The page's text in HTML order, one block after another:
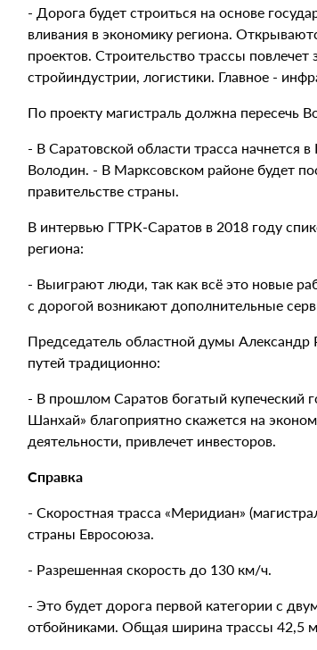
- Дорога будет строиться на основе
вливания в экономику региона.
проектов. Строительство трассы
стройиндустрии, логистики. Главное -
По проекту магистраль должна пересечь
- В Саратовской области трасса начнется
Володин. - В Марксовском районе будет
правительстве страны.
В интервью ГТРК-Саратов в 2018 году
региона:
- Выиграют люди, так как всё это новые
с дорогой возникают дополнительные
Председатель областной думы Александр
путей традиционно:
- В прошлом Саратов богатый купеческий
Шанхай» благоприятно скажется на
деятельности, привлечет инвесторов.
Справка
- Скоростная трасса «Меридиан»
страны Евросоюза.
- Разрешенная скорость до 130 км/ч.
- Это будет дорога первой категории с
отбойниками. Общая ширина трассы 42,5